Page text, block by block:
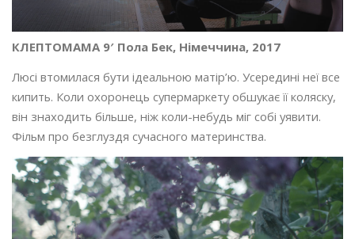
КЛЕПТОМАМА 9′ Пола Бек, Німеччина, 2017
Люсі втомилася бути ідеальною матір’ю. Усередині неї все
кипить. Коли охоронець супермаркету обшукає її коляску,
він знаходить більше, ніж коли-небудь міг собі уявити.
Фільм про безглуздя сучасного материнства.